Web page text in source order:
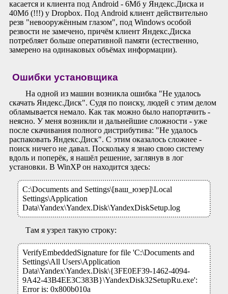
касается и клиента под Android - 6Мб у Яндекс.Диска и
40Мб (!!!) у Dropbox. Под Android клиент действительно
резв "невооружённым глазом", под Windows особой
резвости не замечено, причём клиент Яндекс.Диска
потребляет больше оперативной памяти (естественно,
замерено на одинаковых объёмах информации).
Ошибки установщика
На одной из машин возникла ошибка "Не удалось
скачать Яндекс.Диск". Судя по поиску, людей с этим делом
обламывается немало. Как так можно было напортачить -
неясно. У меня возникли и дальнейшие сложности - уже
после скачивания полного дистрибутива: "Не удалось
распаковать Яндекс.Диск". С этим оказалось сложнее -
поиск ничего не давал. Поскольку я знаю свою систему
вдоль и поперёк, я нашёл решение, заглянув в лог
установки. В WinXP он находится здесь:
C:\Documents and Settings\[ваш_юзер]\Local
Settings\Application
Data\Yandex\Yandex.Disk\YandexDiskSetup.log
Там я узрел такую строку:
VerifyEmbeddedSignature for file 'C:\Documents and
Settings\All Users\Application
Data\Yandex\Yandex.Disk\{3FE0EF39-1462-4094-
9A42-43B4EE3C383B}\YandexDisk32SetupRu.exe':
Error is: 0x800b010a